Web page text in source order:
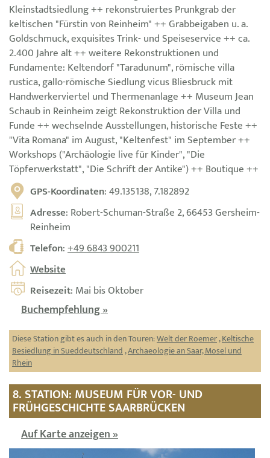
Kleinstadtsiedlung ++ rekonstruiertes Prunkgrab der
keltischen "Fürstin von Reinheim" ++ Grabbeigaben u. a.
Goldschmuck, exquisites Trink- und Speiseservice ++ ca.
2.400 Jahre alt ++ weitere Rekonstruktionen und
Fundamente: Keltendorf "Taradunum", römische villa
rustica, gallo-römische Siedlung vicus Bliesbruck mit
Handwerkerviertel und Thermenanlage ++ Museum Jean
Schaub in Reinheim zeigt Rekonstruktion der Villa und
Funde ++ wechselnde Ausstellungen, historische Feste ++
"Vita Romana" im August, "Keltenfest" im September ++
Workshops ("Archäologie live für Kinder", "Die
Töpferwerkstatt", "Die Schrift der Antike") ++ Boutique ++
GPS-Koordinaten: 49.135138, 7.182892
Adresse: Robert-Schuman-Straße 2, 66453 Gersheim-
Reinheim
Telefon:+49 6843 900211
Website
Reisezeit: Mai bis Oktober
Buchempfehlung »
Diese Station gibt es auch in den Touren:Welt der Roemer,Keltische
Besiedlung in Sueddeutschland,Archaeologie an Saar, Mosel und
Rhein
8. STATION: MUSEUM FÜR VOR- UND
FRÜHGESCHICHTE SAARBRÜCKEN
Auf Karte anzeigen »